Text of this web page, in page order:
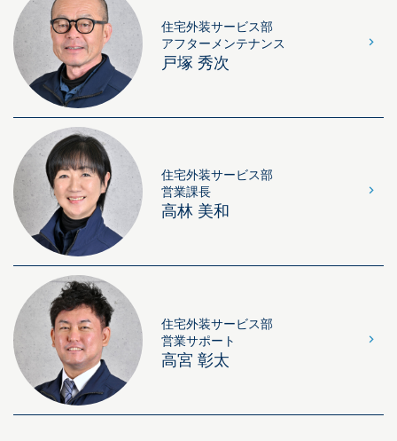
住宅外装サービス部
アフターメンテナンス
戸塚 秀次
住宅外装サービス部
営業課長
高林 美和
住宅外装サービス部
営業サポート
高宮 彰太